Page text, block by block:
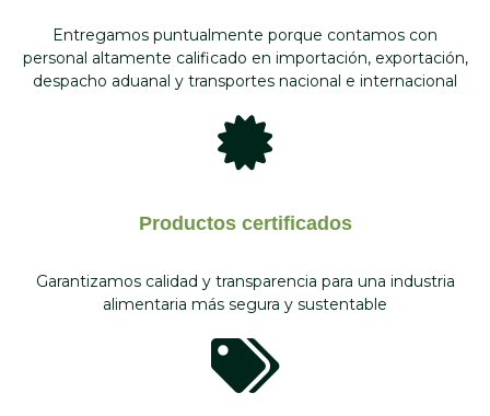
Entregamos puntualmente porque contamos con
personal altamente calificado en importación, exportación,
despacho aduanal y transportes nacional e internacional
Productos certificados
Garantizamos calidad y transparencia para una industria
alimentaria más segura y sustentable